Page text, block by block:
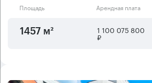
Площадь Арендная плата
1457 м² 1 100 075 800
₽